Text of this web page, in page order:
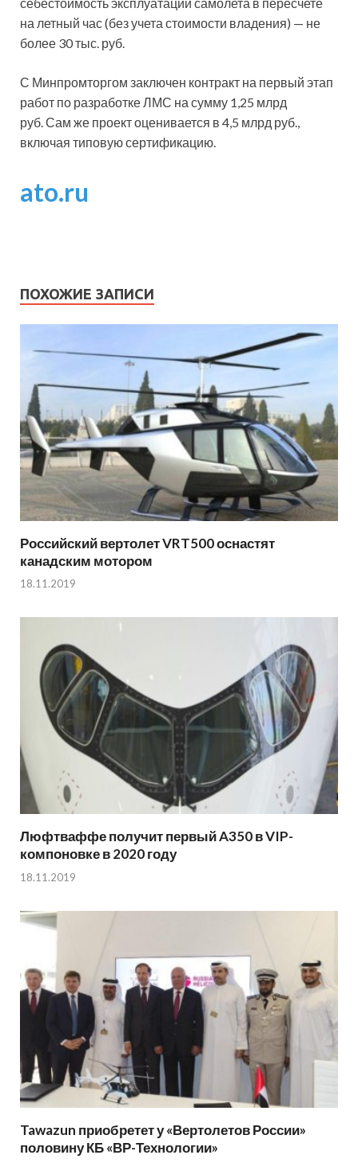
на летный час (без учета стоимости владения) — не
более 30 тыс. руб.
С Минпромторгом заключен контракт на первый этап
работ по разработке ЛМС на сумму 1,25 млрд
руб. Сам же проект оценивается в 4,5 млрд руб.,
включая типовую сертификацию.
ato.ru
ПОХОЖИЕ ЗАПИСИ
Российский вертолет VRT500 оснастят
канадским мотором
18.11.2019
Люфтваффе получит первый A350 в VIP-
компоновке в 2020 году
18.11.2019
Tawazun приобретет у «Вертолетов России»
половину КБ «ВР-Технологии»